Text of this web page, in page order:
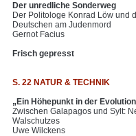
Der unredliche Sonderweg
Der Politologe Konrad Löw und
Deutschen am Judenmord
Gernot Facius
Frisch gepresst
S. 22 NATUR & TECHNIK
„Ein Höhepunkt in der
Zwischen Galapagos und Sylt:
Walschutzes
Uwe Wilckens